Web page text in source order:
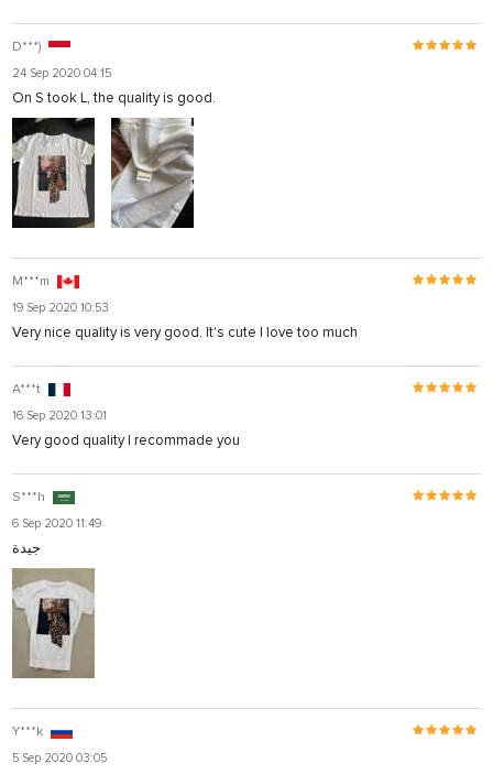
D***)
24 Sep 2020 04:15
On S took L, the quality is good.
M***m
19 Sep 2020 10:53
Very nice quality is very good. It's cute I love too much
A***t
16 Sep 2020 13:01
Very good quality I recommade you
S***h
6 Sep 2020 11:49
جيدة
Y***k
5 Sep 2020 03:05